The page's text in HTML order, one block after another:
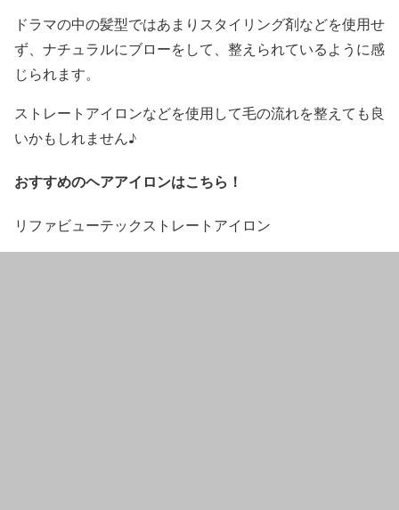
ドラマの中の髪型ではあまりスタイリング剤などを使用せ
ず、ナチュラルにブローをして、整えられているように感
じられます。
ストレートアイロンなどを使用して毛の流れを整えても良
いかもしれません♪
おすすめのヘアアイロンはこちら！
リファビューテックストレートアイロン